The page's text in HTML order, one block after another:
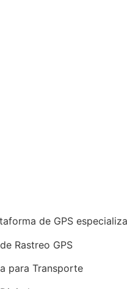
de GPS
Rastreo GPS
para Transporte